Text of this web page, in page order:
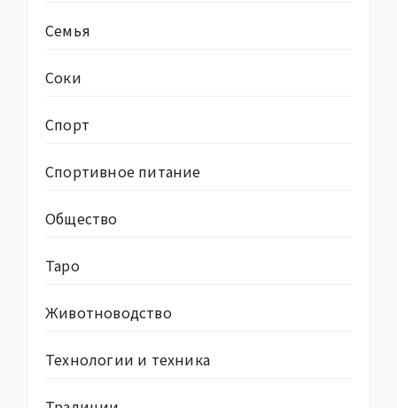
Семья
Соки
Спорт
Спортивное питание
Общество
Таро
Животноводство
Технологии и техника